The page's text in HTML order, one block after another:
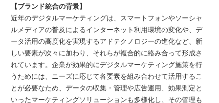
【ブランド統合の背景】
近年のデジタルマーケティングは、スマートフォンやソーシャ
ルメディアの普及によるインターネット利用環境の変化や、デ
ータ活用の高度化を実現するアドテクノロジーの進化など、新
しい要素が次々に加わり、それらが複合的に絡み合って形成さ
れています。企業が効果的にデジタルマーケティング施策を行
うためには、ニーズに応じて各要素を組み合わせて活用するこ
とが必要なため、データの収集・管理や広告運用、効果測定と
いったマーケティングソリューションも多様化し、その管理も